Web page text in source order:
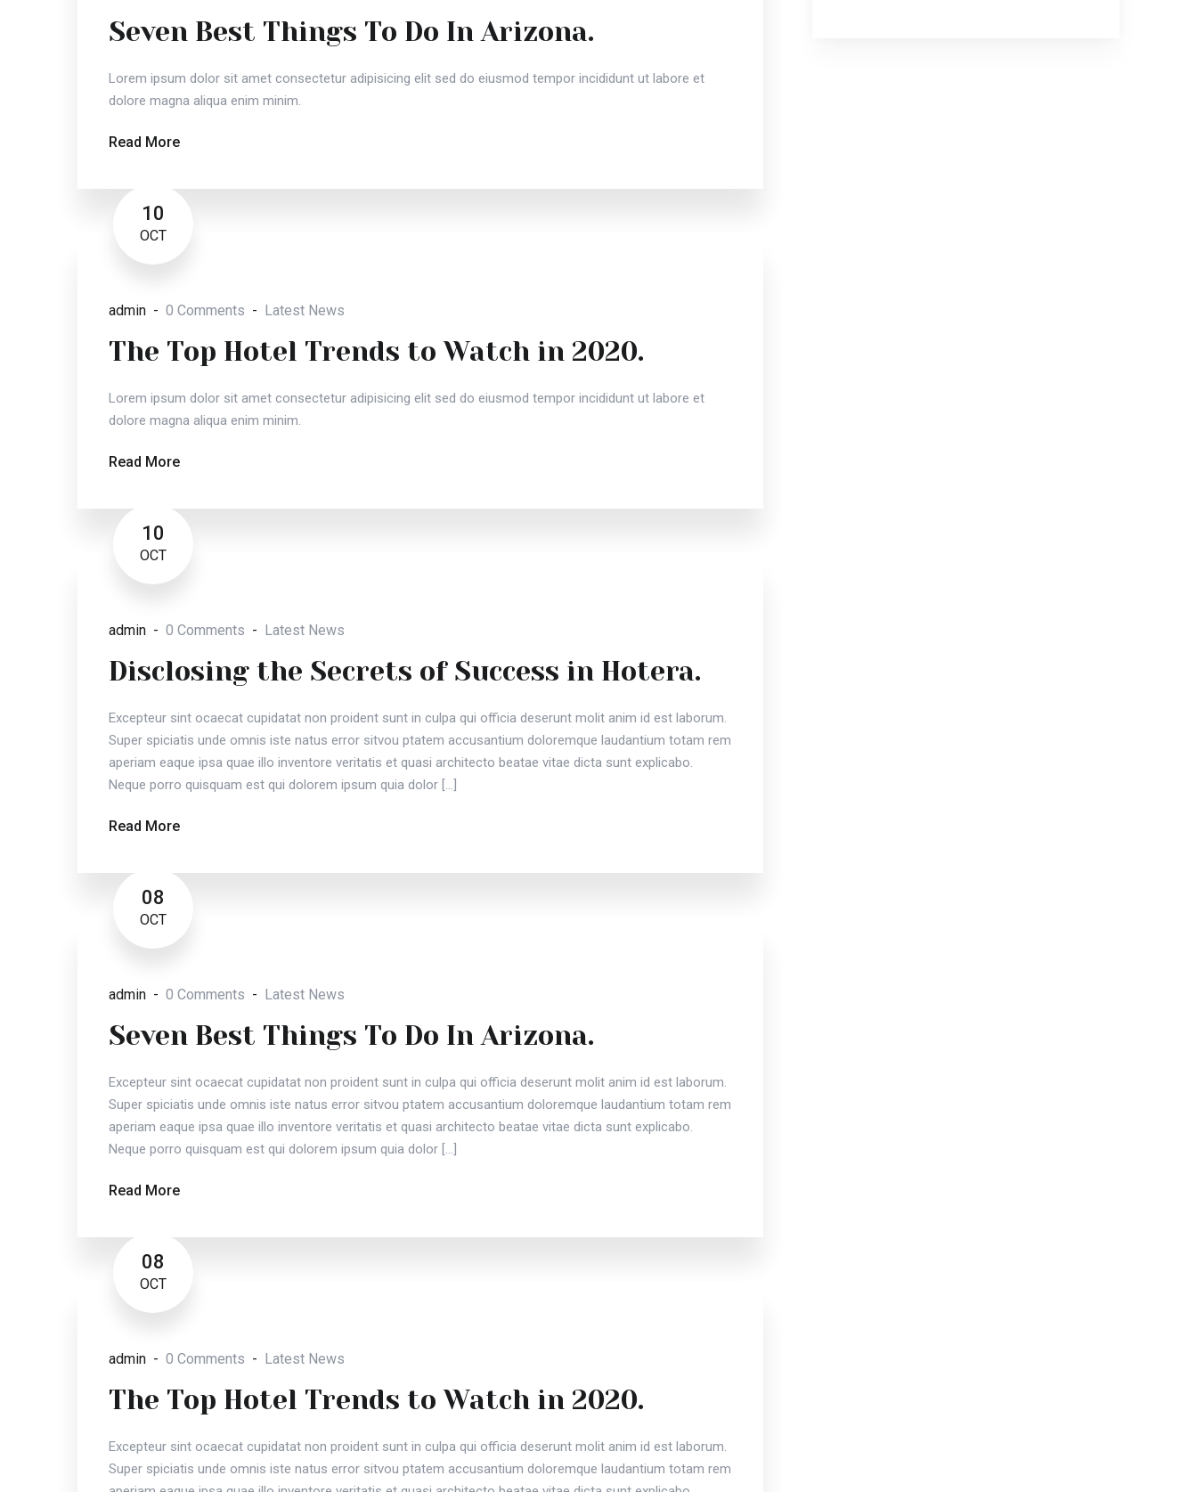
Seven Best Things To Do In Arizona.
Lorem ipsum dolor sit amet consectetur adipisicing elit sed do eiusmod tempor incididunt ut labore et
dolore magna aliqua enim minim.
Read More
10
OCT
admin 0 Comments Latest News
The Top Hotel Trends to Watch in 2020.
Lorem ipsum dolor sit amet consectetur adipisicing elit sed do eiusmod tempor incididunt ut labore et
dolore magna aliqua enim minim.
Read More
10
OCT
admin 0 Comments Latest News
Disclosing the Secrets of Success in Hotera.
Excepteur sint ocaecat cupidatat non proident sunt in culpa qui officia deserunt molit anim id est laborum.
Super spiciatis unde omnis iste natus error sitvou ptatem accusantium doloremque laudantium totam rem
aperiam eaque ipsa quae illo inventore veritatis et quasi architecto beatae vitae dicta sunt explicabo.
Neque porro quisquam est qui dolorem ipsum quia dolor […]
Read More
08
OCT
admin 0 Comments Latest News
Seven Best Things To Do In Arizona.
Excepteur sint ocaecat cupidatat non proident sunt in culpa qui officia deserunt molit anim id est laborum.
Super spiciatis unde omnis iste natus error sitvou ptatem accusantium doloremque laudantium totam rem
aperiam eaque ipsa quae illo inventore veritatis et quasi architecto beatae vitae dicta sunt explicabo.
Neque porro quisquam est qui dolorem ipsum quia dolor […]
Read More
08
OCT
admin 0 Comments Latest News
The Top Hotel Trends to Watch in 2020.
Excepteur sint ocaecat cupidatat non proident sunt in culpa qui officia deserunt molit anim id est laborum.
Super spiciatis unde omnis iste natus error sitvou ptatem accusantium doloremque laudantium totam rem